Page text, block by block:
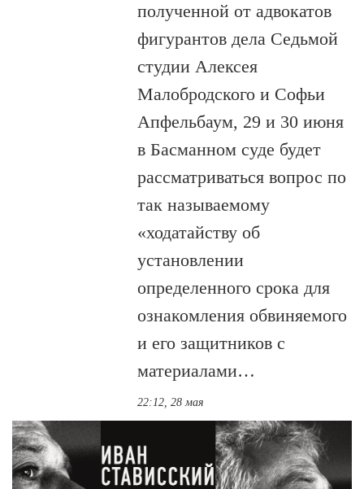
полученной от адвокатов
фигурантов дела Седьмой
студии Алексея
Малобродского и Софьи
Апфельбаум, 29 и 30 июня
в Басманном суде будет
рассматриваться вопрос по
так называемому
«ходатайству об
установлении
определенного срока для
ознакомления обвиняемого
и его защитников с
материалами…
22:12, 28 мая